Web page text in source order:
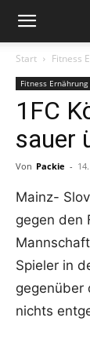
Start Fitness
Fitness
1FC
sauer
Von Packie -
Mainz-
gegen den
Spieler in
gegenüber
nichts